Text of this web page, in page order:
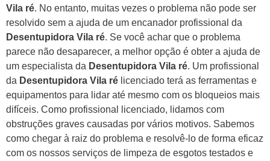
Vila ré. No entanto, muitas vezes o problema não pode ser
resolvido sem a ajuda de um encanador profissional da
Desentupidora Vila ré. Se você achar que o problema
parece não desaparecer, a melhor opção é obter a ajuda de
um especialista da Desentupidora Vila ré. Um profissional
da Desentupidora Vila ré licenciado terá as ferramentas e
equipamentos para lidar até mesmo com os bloqueios mais
difíceis. Como profissional licenciado, lidamos com
obstruções graves causadas por vários motivos. Sabemos
como chegar à raiz do problema e resolvê-lo de forma eficaz
com os nossos serviços de limpeza de esgotos testados e